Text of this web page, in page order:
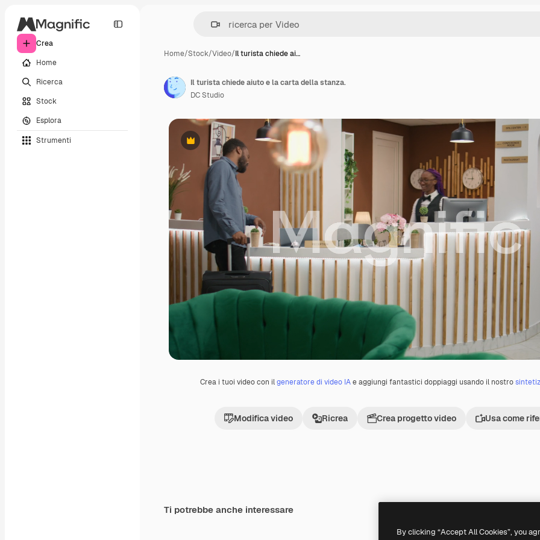
Crea
Home
Ricerca
Stock
Esplora
Strumenti
Home/Stock/Video/Il turista chiede ai…
Premium
Crea i tuoi video con ilgeneratore di video IAe aggiungi fantastici doppiaggi usando il nostro
Modifica video Ricrea Crea progetto video Usa come
Il turista chiede aiuto e la carta della stanza.
DC Studio
Ti potrebbe anche interessare
By clicking “Accept All Cookies”, you